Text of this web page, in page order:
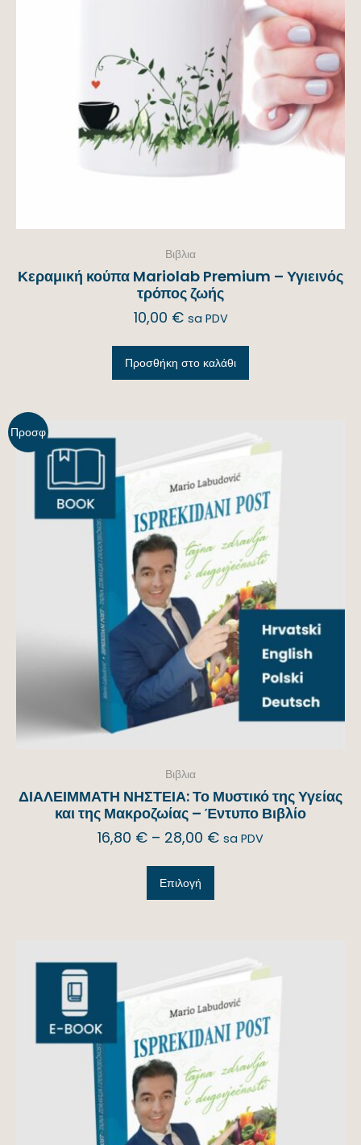
Βιβλια
Κεραμική κούπα Mariolab Premium – Υγιεινός
τρόπος ζωής
10,00 € sa PDV
Προσθήκη στο καλάθι
Προσφ
Βιβλια
ΔΙΑΛΕΙΜΜΑΤΗ ΝΗΣΤΕΙΑ: Το Μυστικό της Υγείας
και της Μακροζωίας – Έντυπο Βιβλίο
16,80 € – 28,00 € sa PDV
Επιλογή